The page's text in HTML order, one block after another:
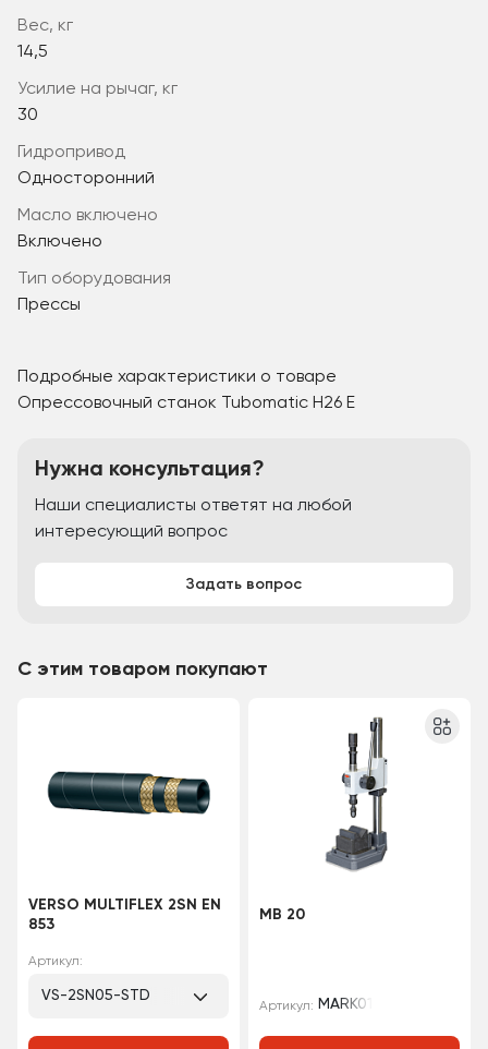
вес, кг
14,5
усилие на рычаг, кг
30
гидропривод
Односторонний
масло включено
Включено
Тип оборудования
Прессы
Подробные характеристики о товаре
Опрессовочный станок Tubomatic H26 E
Нужна консультация?
Наши специалисты ответят на любой
интересующий вопрос
Задать вопрос
С этим товаром покупают
VERSO MULTIFLEX 2SN EN
853
Артикул:
VS-2SN05-STD
MB 20
Артикул: MARK01